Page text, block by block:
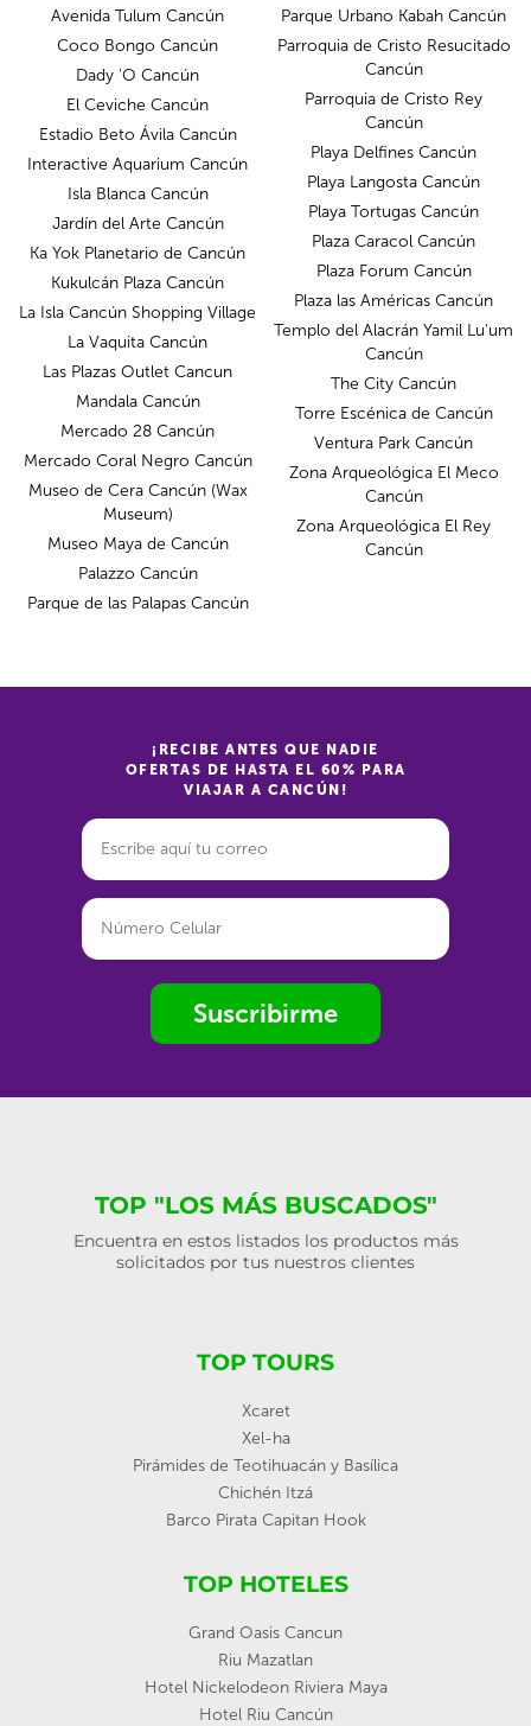
Avenida Tulum Cancún
Coco Bongo Cancún
Dady 'O Cancún
El Ceviche Cancún
Estadio Beto Ávila Cancún
Interactive Aquarium Cancún
Isla Blanca Cancún
Jardín del Arte Cancún
Ka Yok Planetario de Cancún
Kukulcán Plaza Cancún
La Isla Cancún Shopping Village
La Vaquita Cancún
Las Plazas Outlet Cancun
Mandala Cancún
Mercado 28 Cancún
Mercado Coral Negro Cancún
Museo de Cera Cancún (Wax
Museum)
Museo Maya de Cancún
Palazzo Cancún
Parque de las Palapas Cancún
Parque Urbano Kabah Cancún
Parroquia de Cristo Resucitado
Cancún
Parroquia de Cristo Rey
Cancún
Playa Delfines Cancún
Playa Langosta Cancún
Playa Tortugas Cancún
Plaza Caracol Cancún
Plaza Forum Cancún
Plaza las Américas Cancún
Templo del Alacrán Yamil Lu'um
Cancún
The City Cancún
Torre Escénica de Cancún
Ventura Park Cancún
Zona Arqueológica El Meco
Cancún
Zona Arqueológica El Rey
Cancún
¡RECIBE ANTES QUE NADIE
OFERTAS DE HASTA EL 60% PARA
VIAJAR A CANCÚN!
Suscribirme
TOP "LOS MÁS BUSCADOS"
Encuentra en estos listados los productos más
solicitados por tus nuestros clientes
TOP TOURS
Xcaret
Xel-ha
Pirámides de Teotihuacán y Basílica
Chichén Itzá
Barco Pirata Capitan Hook
TOP HOTELES
Grand Oasis Cancun
Riu Mazatlan
Hotel Nickelodeon Riviera Maya
Hotel Riu Cancún